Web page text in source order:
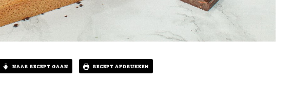
NAAR RECEPT GAAN RECEPT AFDRUKKEN